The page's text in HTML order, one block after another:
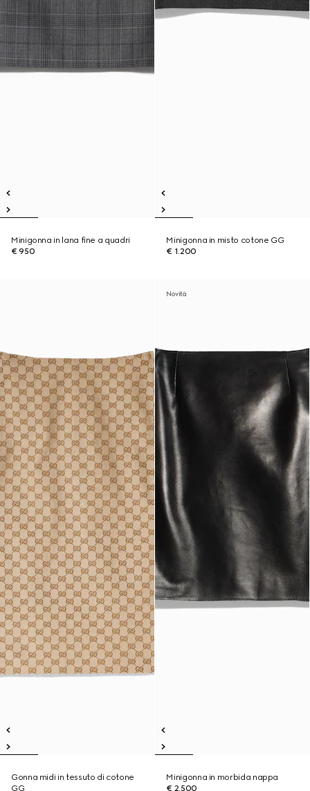
Minigonna in lana fine a quadri
€ 950
Minigonna in misto cotone GG
€ 1.200
Gonna midi in tessuto di cotone
GG
Novità
Minigonna in morbida nappa
€ 2.500